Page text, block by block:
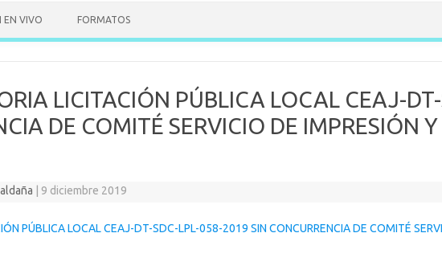
EN VIVO FORMATOS
LICITACIÓN PÚBLICA LOCAL CEAJ-
DE COMITÉ SERVICIO DE IMPRESIÓN
9 diciembre 2019
PÚBLICA LOCAL CEAJ-DT-SDC-LPL-058-2019 SIN CONCURRENCIA DE COMITÉ